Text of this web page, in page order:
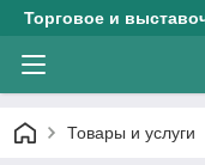
Торговое и
Товары и услуги